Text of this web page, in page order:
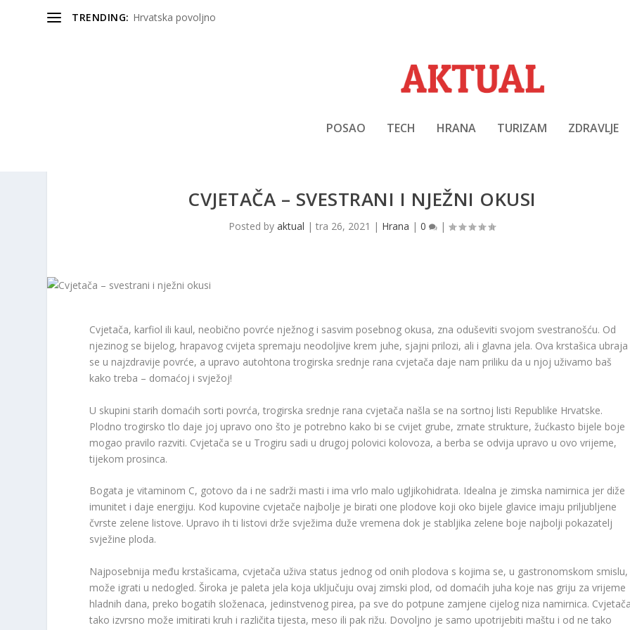
TRENDING: Hrvatska povoljno
POSAO TECH HRANA TURIZAM ZDRAVLJE
CVJETAČA – SVESTRANI I NJEŽNI OKUSI
Posted byaktual |tra 26, 2021 | Hrana |0 |
Cvjetača, karfiol ili kaul, neobično povrće nježnog i sasvim posebnog okusa, zna oduševiti svojom svestranošću. Od
njezinog se bijelog, hrapavog cvijeta spremaju neodoljive krem juhe, sjajni prilozi, ali i glavna jela. Ova krstašica ubraja
se u najzdravije povrće, a upravo autohtona trogirska srednje rana cvjetača daje nam priliku da u njoj uživamo baš
kako treba – domaćoj i svježoj!
U skupini starih domaćih sorti povrća, trogirska srednje rana cvjetača našla se na sortnoj listi Republike Hrvatske.
Plodno trogirsko tlo daje joj upravo ono što je potrebno kako bi se cvijet grube, zrnate strukture, žućkasto bijele boje
mogao pravilo razviti. Cvjetača se u Trogiru sadi u drugoj polovici kolovoza, a berba se odvija upravo u ovo vrijeme,
tijekom prosinca.
Bogata je vitaminom C, gotovo da i ne sadrži masti i ima vrlo malo ugljikohidrata. Idealna je zimska namirnica jer diže
imunitet i daje energiju. Kod kupovine cvjetače najbolje je birati one plodove koji oko bijele glavice imaju priljubljene
čvrste zelene listove. Upravo ih ti listovi drže svježima duže vremena dok je stabljika zelene boje najbolji pokazatelj
svježine ploda.
Najposebnija među krstašicama, cvjetača uživa status jednog od onih plodova s kojima se, u gastronomskom smislu,
može igrati u nedogled. Široka je paleta jela koja uključuju ovaj zimski plod, od domaćih juha koje nas griju za vrijeme
hladnih dana, preko bogatih složenaca, jedinstvenog pirea, pa sve do potpune zamjene cijelog niza namirnica.
tako izvrsno može imitirati kruh i različita tijesta, meso ili pak rižu. Dovoljno je samo upotrijebiti maštu i od ne tako